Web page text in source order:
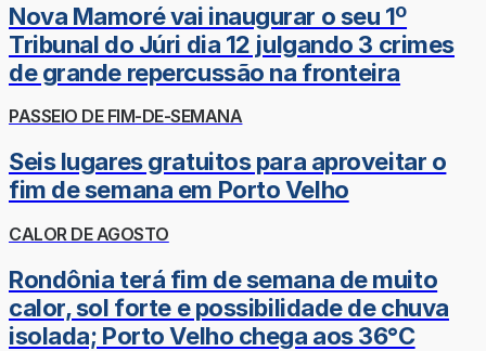
Nova Mamoré vai inaugurar o seu 1º
Tribunal do Júri dia 12 julgando 3 crimes
de grande repercussão na fronteira
PASSEIO DE FIM-DE-SEMANA
Seis lugares gratuitos para aproveitar o
fim de semana em Porto Velho
CALOR DE AGOSTO
Rondônia terá fim de semana de muito
calor, sol forte e possibilidade de chuva
isolada; Porto Velho chega aos 36°C